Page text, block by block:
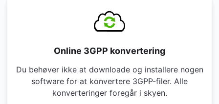
Online 3GPP konvertering
Du behøver ikke at downloade og installere nogen
software for at konvertere 3GPP-filer. Alle
konverteringer foregår i skyen.